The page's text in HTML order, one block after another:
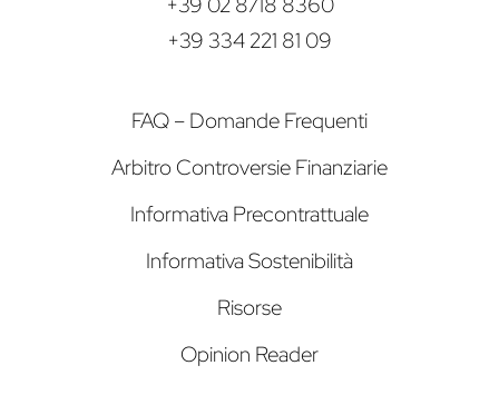
+39 334 221 81 09
FAQ – Domande Frequenti
Arbitro Controversie Finanziarie
Informativa Precontrattuale
Informativa Sostenibilità
Risorse
Opinion Reader